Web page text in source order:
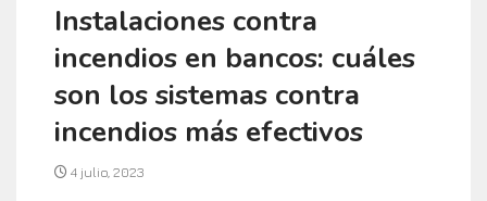
Instalaciones contra
incendios en bancos: cuáles
son los sistemas contra
incendios más efectivos
4 julio, 2023